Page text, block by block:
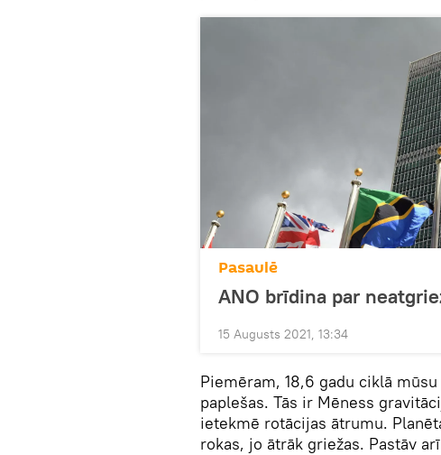
Pasaulē
ANO brīdina par
15 Augusts 2021, 13:34
Piemēram, 18,6 gadu ciklā
paplešas. Tās ir Mēness
ietekmē rotācijas ātrumu.
rokas, jo ātrāk griežas. Pastāv